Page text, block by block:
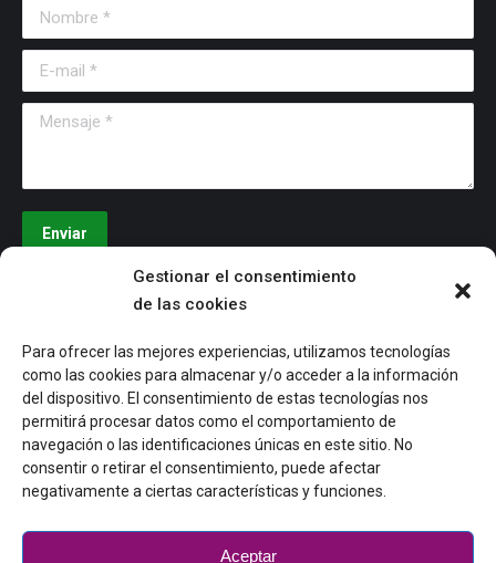
Gestionar el consentimiento
de las cookies
Para ofrecer las mejores experiencias, utilizamos tecnologías
como las cookies para almacenar y/o acceder a la información
del dispositivo. El consentimiento de estas tecnologías nos
permitirá procesar datos como el comportamiento de
navegación o las identificaciones únicas en este sitio. No
consentir o retirar el consentimiento, puede afectar
negativamente a ciertas características y funciones.
Aceptar
Nombre *
E-mail *
Mensaje *
Enviar
Últimos artículos
Aislamiento social en personas mayores: causas
y prevención
08/10/2025
Hábitos higiene personas mayores
29/09/2025
Tecnología amigable